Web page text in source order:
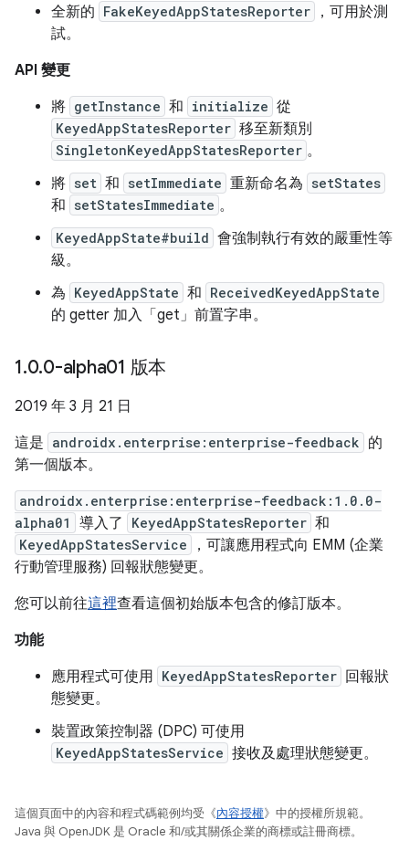
全新的 FakeKeyedAppStatesReporter
，可用於測
試。
API 變更
將 getInstance 和 initialize 從
KeyedAppStatesReporter 移至新類別
SingletonKeyedAppStatesReporter 。
將 set 和 setImmediate 重新命名為 setStates
和 setStatesImmediate 。
KeyedAppState#build 會強制執行有效的嚴重性等
級。
為 KeyedAppState 和 ReceivedKeyedAppState
的 getter 加入「get」前置字串。
1.0.0-alpha01 版本
2019 年 3 月 21 日
這是 androidx.enterprise:enterprise-feedback 的
第一個版本。
androidx.enterprise:enterprise-feedback:1.0.0-
alpha01
導入了 KeyedAppStatesReporter 和
KeyedAppStatesService
，可讓應用程式向 EMM (企業
行動管理服務) 回報狀態變更。
您可以前往這裡查看這個初始版本包含的修訂版本。
功能
應用程式可使用 KeyedAppStatesReporter 回報狀
態變更。
裝置政策控制器 (DPC) 可使用
KeyedAppStatesService 接收及處理狀態變更。
這個頁面中的內容和程式碼範例均受《內容授權》中的授權所規範。
Java 與 OpenJDK 是 Oracle 和/或其關係企業的商標或註冊商標。